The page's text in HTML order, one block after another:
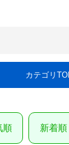
カテゴリ
順 新着順